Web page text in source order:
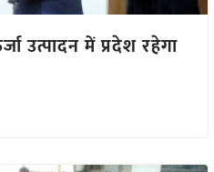
उत्पादन में प्रदेश रहेगा